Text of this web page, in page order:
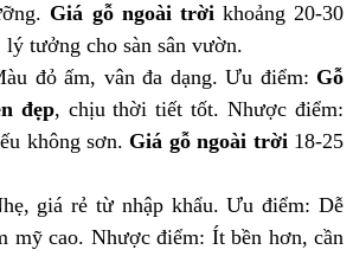
Giá gỗ ngoài trờikhoảng 20-30
lý tưởng cho sàn sân vườn.
đỏ ấm, vân đa dạng. Ưu điểm: Gỗ
đẹp, chịu thời tiết tốt. Nhược điểm:
không sơn. Giá gỗ ngoài trời18-25
giá rẻ từ nhập khẩu. Ưu điểm: Dễ
mỹ cao. Nhược điểm: Ít bền hơn, cần